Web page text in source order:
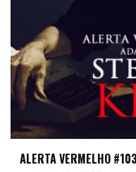
ALERTA VERMELHO